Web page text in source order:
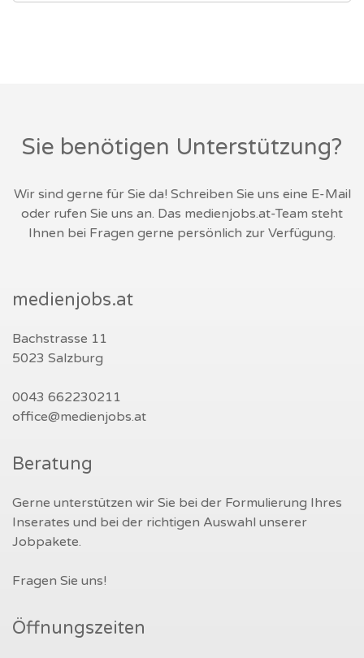
Sie benötigen Unterstützung?
Wir sind gerne für Sie da! Schreiben Sie uns eine E-Mail
oder rufen Sie uns an. Das medienjobs.at-Team steht
Ihnen bei Fragen gerne persönlich zur Verfügung.
medienjobs.at
Bachstrasse 11
5023 Salzburg
0043 662230211
office@medienjobs.at
Beratung
Gerne unterstützen wir Sie bei der Formulierung Ihres
Inserates und bei der richtigen Auswahl unserer
Jobpakete.
Fragen Sie uns!
Öffnungszeiten